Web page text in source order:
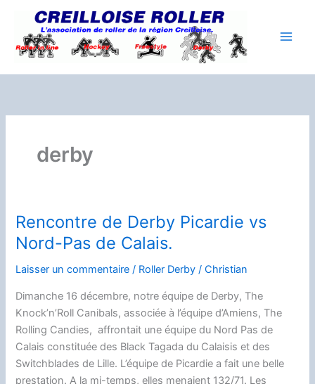
contenu
derby
Rencontre de Derby Picardie vs
Nord-Pas de Calais.
Laisser un commentaire / Roller Derby /Christian
Dimanche 16 décembre, notre équipe de Derby, The
Knock’n’Roll Canibals, associée à l’équipe d’Amiens, The
Rolling Candies, affrontait une équipe du Nord Pas de
Calais constituée des Black Tagada du Calaisis et des
Switchblades de Lille. L’équipe de Picardie a fait une belle
prestation. A la mi-temps, elles menaient 132/71. Les